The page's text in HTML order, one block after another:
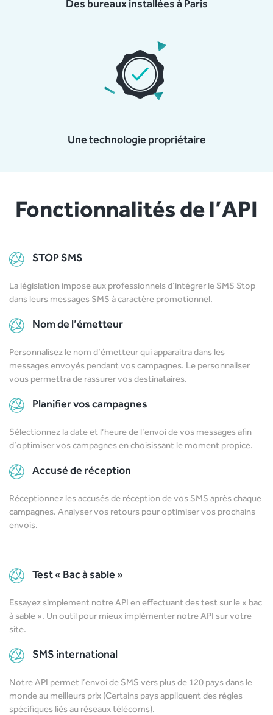
Des bureaux installées à Paris
Une technologie propriétaire
Fonctionnalités de l’API
STOP SMS
La législation impose aux professionnels d’intégrer le SMS Stop
dans leurs messages SMS à caractère promotionnel.
Nom de l’émetteur
Personnalisez le nom d’émetteur qui apparaitra dans les
messages envoyés pendant vos campagnes. Le personnaliser
vous permettra de rassurer vos destinataires.
Planifier vos campagnes
Sélectionnez la date et l’heure de l’envoi de vos messages afin
d’optimiser vos campagnes en choisissant le moment propice.
Accusé de réception
Réceptionnez les accusés de réception de vos SMS après chaque
campagnes. Analyser vos retours pour optimiser vos prochains
envois.
Test « Bac à sable »
Essayez simplement notre API en effectuant des test sur le « bac
à sable ». Un outil pour mieux implémenter notre API sur votre
site.
SMS international
Notre API permet l’envoi de SMS vers plus de 120 pays dans le
monde au meilleurs prix (Certains pays appliquent des règles
spécifiques liés au réseaux télécoms).